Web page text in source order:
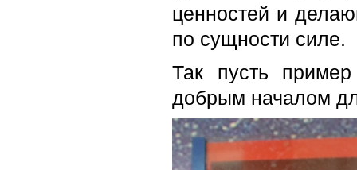
ценностей и
по сущности силе.
Так пусть
добрым началом